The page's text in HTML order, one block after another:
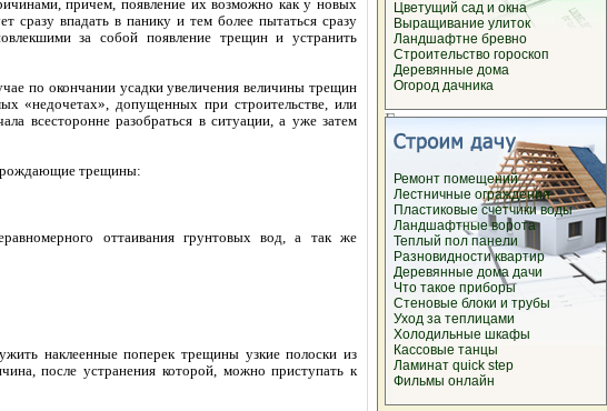
Цветущий сад и окна
Выращивание улиток
Ландшафтне бревно
Строительство гороскоп
Деревянные дома
Огород дачника
Ремонт помещений
Лестничные ограждения
Пластиковые счетчики воды
Ландшафтныеворота
Теплый пол панели
Разновидностиквартир
Деревянные дома дачи
Что такое приборы
Стеновые блоки и трубы
Уход за теплицами
Холодильные шкафы
Кассовые танцы
Ламинат quick step
Фильмы онлайн
причем, появление их возможно как у новых
сразу впадать в панику и тем более пытаться сразу
за собой появление трещин и устранить
по окончании усадки увеличения величины трещин
«недочетах», допущенных при строительстве, или
всесторонне разобраться в ситуации, а уже затем
трещины:
оттаивания грунтовых вод, а так же
наклеенные поперек трещины узкие полоски из
после устранения которой, можно приступать к